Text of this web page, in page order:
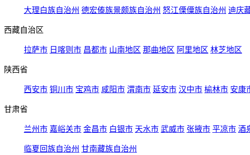
大理白族自治州 德宏傣族景颇族自治州 怒江傈僳族自治州 迪庆
西藏自治区
拉萨市 日喀则市 昌都市 山南地区 那曲地区 阿里地区 林芝地区
陕西省
西安市 铜川市 宝鸡市 咸阳市 渭南市 延安市 汉中市 榆林市 安康
甘肃省
兰州市 嘉峪关市 金昌市 白银市 天水市 武威市 张掖市 平凉市 酒
临夏回族自治州 甘南藏族自治州